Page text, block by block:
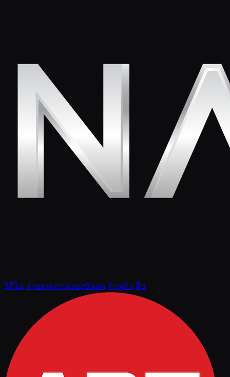
วิดีโอ รายงานการแข่งขันสด ร้านค้า สื่อ